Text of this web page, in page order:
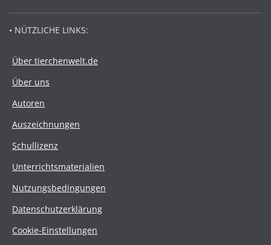
• NÜTZLICHE LINKS:
Über tierchenwelt.de
Über uns
Autoren
Auszeichnungen
Schullizenz
Unterrichtsmaterialien
Nutzungsbedingungen
Datenschutzerklärung
Cookie-Einstellungen